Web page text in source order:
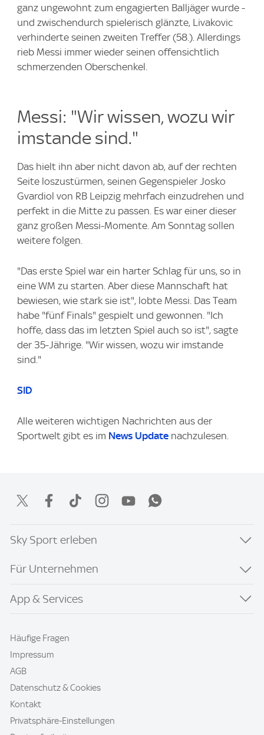
ganz ungewohnt zum engagierten Balljäger wurde -
und zwischendurch spielerisch glänzte, Livakovic
verhinderte seinen zweiten Treffer (58.). Allerdings
rieb Messi immer wieder seinen offensichtlich
schmerzenden Oberschenkel.
Messi: "Wir wissen, wozu wir
imstande sind."
Das hielt ihn aber nicht davon ab, auf der rechten
Seite loszustürmen, seinen Gegenspieler Josko
Gvardiol von RB Leipzig mehrfach einzudrehen und
perfekt in die Mitte zu passen. Es war einer dieser
ganz großen Messi-Momente. Am Sonntag sollen
weitere folgen.
"Das erste Spiel war ein harter Schlag für uns, so in
eine WM zu starten. Aber diese Mannschaft hat
bewiesen, wie stark sie ist", lobte Messi. Das Team
habe "fünf Finals" gespielt und gewonnen. "Ich
hoffe, dass das im letzten Spiel auch so ist", sagte
der 35-Jährige. "Wir wissen, wozu wir imstande
sind."
SID
Alle weiteren wichtigen Nachrichten aus der
Sportwelt gibt es im News Update nachzulesen.
Sky Sport erleben
Für Unternehmen
App & Services
Häufige Fragen
Impressum
AGB
Datenschutz & Cookies
Kontakt
Privatsphäre-Einstellungen